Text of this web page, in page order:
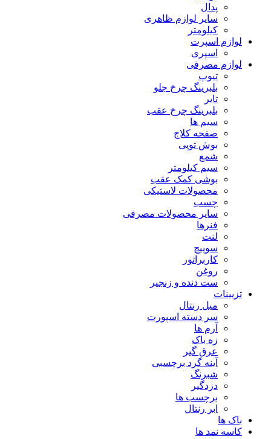
پدال
سایر لوازم ظاهری
کیلومتر
لوازم اسپرت
اسپری
لوازم مصرفی
تیوپ
بلبرینگ چرخ جلو
تایر
بلبرینگ چرخ عقب
سیم ها
صفحه کلاج
بوش توپی
شمع
سیم کیلومتر
بوشی کمک عقب
محصولات لاستیکی
چسب
سایر محصولات مصرفی
فنرها
لنت
سوییچ
کاربراتور
روغن
ست دنده و زنجیر
تزیینات
میل رنتال
سر دسته اسپورت
آرم ها
زه باک
عرق گیر
آینه گرد برچسبی
شبرنگ
دزدگیر
برچسب ها
ابر رنتال
باک ها
کاسه نمد ها